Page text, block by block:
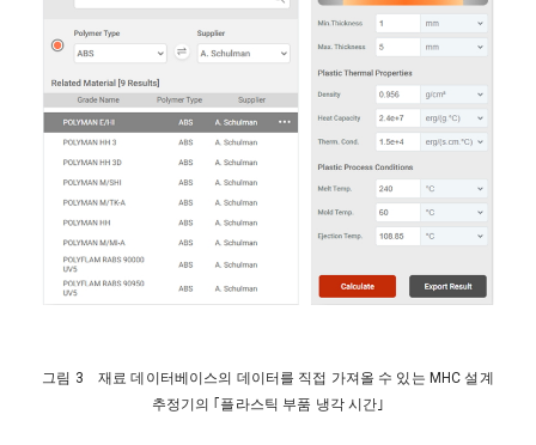
그림 3 재료 데이터베이스의 데이터를 직접 가져올 수 있는 MHC 설계
추정기의 ｢플라스틱 부품 냉각 시간｣